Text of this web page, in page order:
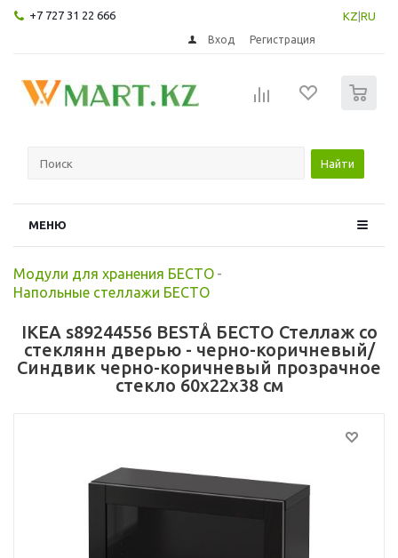
+7 727 31 22 666 KZ RU
Вход Регистрация
Найти
МЕНЮ
Модули для хранения БЕСТО -
Напольные стеллажи БЕСТО
IKEA s89244556 BESTÅ БЕСТО Стеллаж со
стеклянн дверью - черно-коричневый/
Синдвик черно-коричневый прозрачное
стекло 60x22x38 см